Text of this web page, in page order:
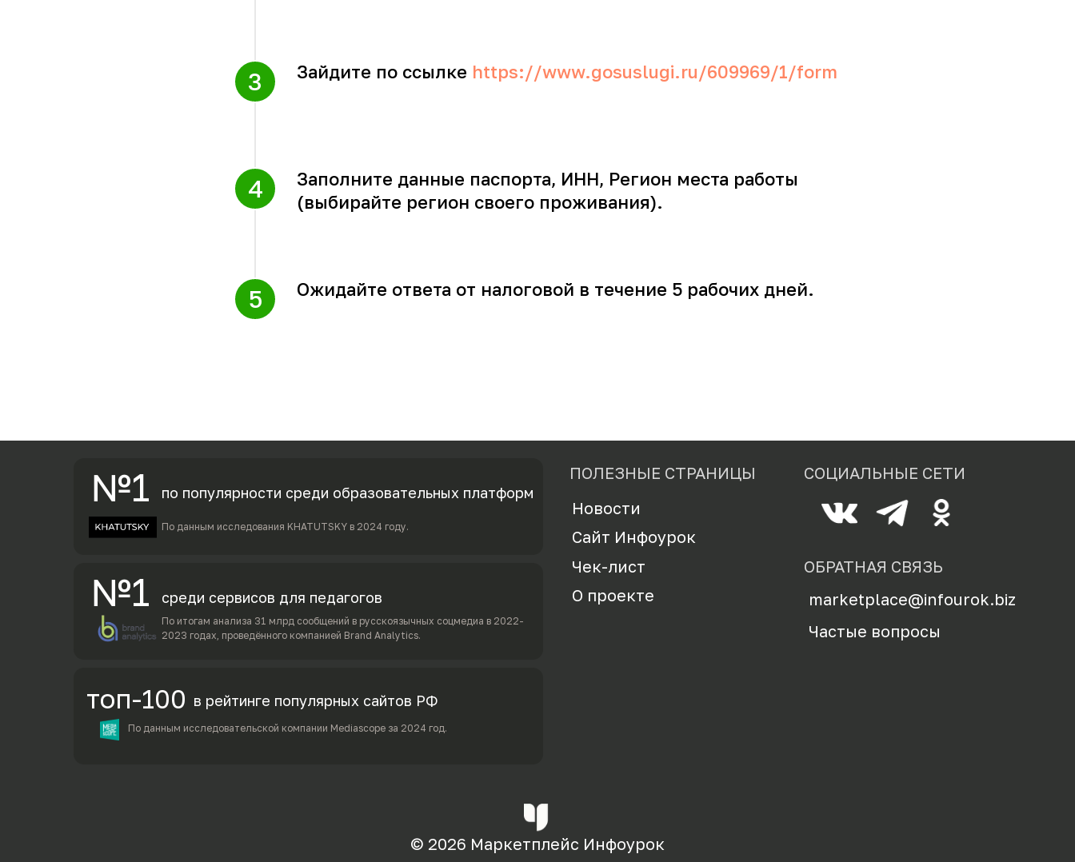
Зайдите по ссылке https://www.gosuslugi.ru/609969/1/form
Заполните данные паспорта, ИНН, Регион места работы
(выбирайте регион своего проживания).
Ожидайте ответа от налоговой в течение 5 рабочих дней.
№1 по популярности среди образовательных платформ
По данным исследования KHATUTSKY в 2024 году.
№1 среди сервисов для педагогов
По итогам анализа 31 млрд сообщений в русскоязычных соцмедиа в 2022-
2023 годах, проведённого компанией Brand Analytics.
топ-100 в рейтинге популярных сайтов РФ
По данным исследовательской компании Mediascope за 2024 год.
© 2026 Маркетплейс Инфоурок
marketplace@infourok.biz
Частые вопросы
Новости
Сайт Инфоурок
Чек-лист
О проекте
СОЦИАЛЬНЫЕ СЕТИ
ПОЛЕЗНЫЕ СТРАНИЦЫ
ОБРАТНАЯ СВЯЗЬ